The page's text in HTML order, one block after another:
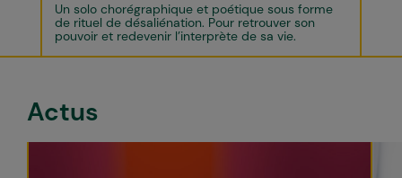
Un solo chorégraphique et poétique sous forme
de rituel de désaliénation. Pour retrouver son
pouvoir et redevenir l’interprète de sa vie.
Actus